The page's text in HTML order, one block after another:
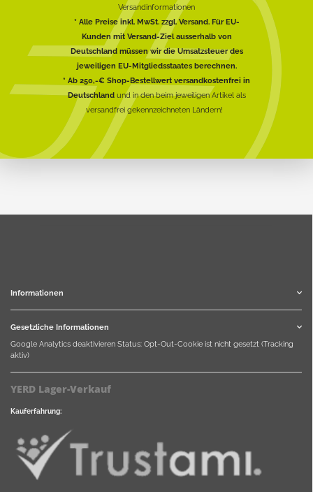
Versandinformationen
* Alle Preise inkl. MwSt. zzgl. Versand. Für EU-
Kunden mit Versand-Ziel ausserhalb von
Deutschland müssen wir die Umsatzsteuer des
jeweiligen EU-Mitgliedsstaates berechnen.
* Ab 250,-€ Shop-Bestellwert versandkostenfrei in
Deutschlandund in den beim jeweiligen Artikel als
versandfrei gekennzeichneten Ländern!
Informationen
Gesetzliche Informationen
Google Analytics deaktivieren Status: Opt-Out-Cookie ist nicht gesetzt (Tracking
aktiv)
YERD Lager-Verkauf
Kauferfahrung: